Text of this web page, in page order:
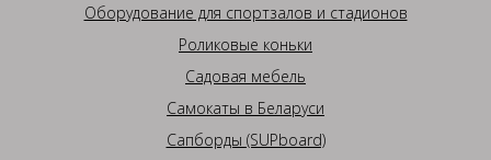
Оборудование для спортзалов и стадионов
Роликовые коньки
Садовая мебель
Самокаты в Беларуси
Сапборды (SUPboard)